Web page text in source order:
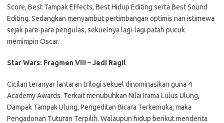
Score, Best Tampak Effects, Best Hidup Editing serta Best Sound
Editing. Sedangkan menyambut pertimbangan optimis nan istimewa
sejak para-para pengulas, sekuelnya lagi-lagi patah pucuk
memimpin Oscar.
Star Wars: Fragmen VIII – Jedi Ragil
Cicilan teranyar lantaran trilogi sekuel dinominasikan guna 4
Academy Awards. Terkait menubuhkan Nilai Irama Lulus Ulung,
Dampak Tampak Ulung, Pengeditan Bicara Terkemuka, maka
Pengadonan Tuturan Terpilih. Walaupun hidup berikut menderita